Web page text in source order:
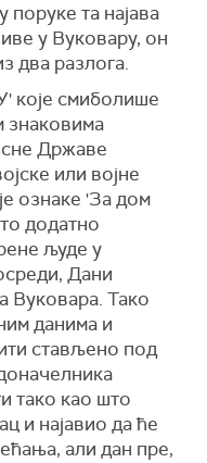
поруке та најава
у Вуковару, он
два разлога.
које смиболише
знаковима
Државе
или војне
ознаке 'За дом
додатно
људе у
Дани
Вуковара. Тако
данима и
стављено под
тако као што
и најавио да ће
али дан пре,